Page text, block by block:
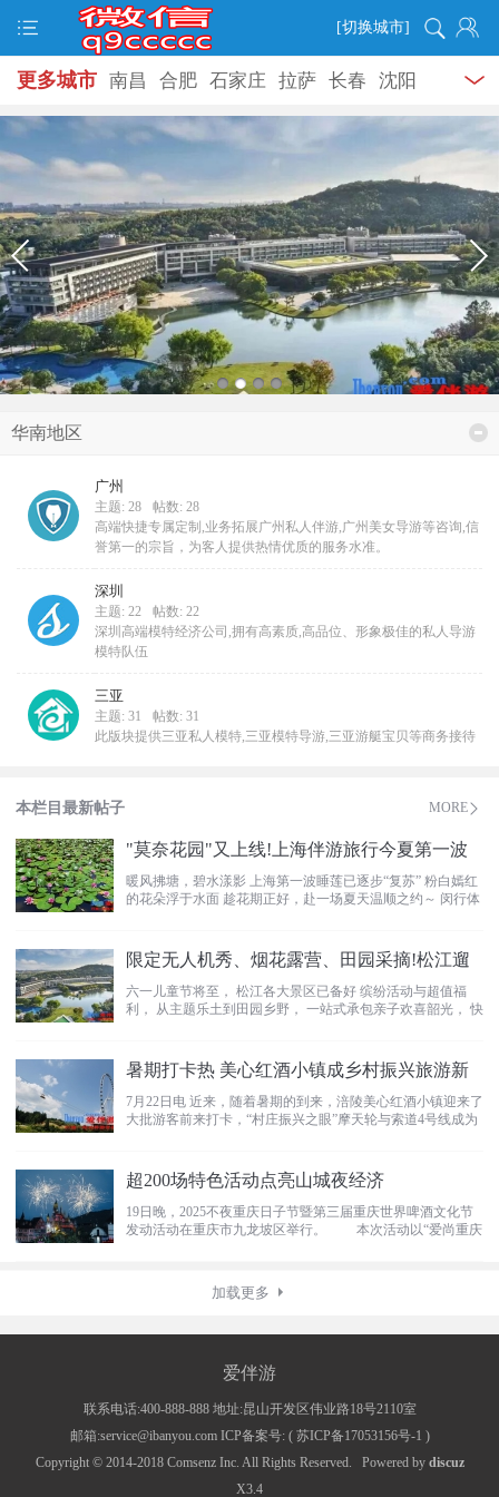
[切换城市]
更多城市 南昌 合肥 石家庄 拉萨 长春 沈阳
大连 哈尔滨 泉州 温州
华南地区
广州
主题: 28
帖数: 28
高端快捷专属定制,业务拓展广州私人伴游,广州美女导游等咨询,信
誉第一的宗旨，为客人提供热情优质的服务水准。
深圳
主题: 22
帖数: 22
深圳高端模特经济公司,拥有高素质,高品位、形象极佳的私人导游
模特队伍
三亚
主题: 31
帖数: 31
此版块提供三亚私人模特,三亚模特导游,三亚游艇宝贝等商务接待
本栏目最新帖子 MORE
"莫奈花园"又上线!上海伴游旅行今夏第一波
暖风拂塘，碧水漾影 上海第一波睡莲已逐步“复苏” 粉白嫣红
的花朵浮于水面 趁花期正好，赴一场夏天温顺之约～ 闵行体
限定无人机秀、烟花露营、田园采摘!松江遛
六一儿童节将至， 松江各大景区已备好 缤纷活动与超值福
利， 从主题乐土到田园乡野， 一站式承包亲子欢喜韶光， 快
暑期打卡热 美心红酒小镇成乡村振兴旅游新
7月22日电 近来，随着暑期的到来，涪陵美心红酒小镇迎来了
大批游客前来打卡，“村庄振兴之眼”摩天轮与索道4号线成为
超200场特色活动点亮山城夜经济
19日晚，2025不夜重庆日子节暨第三届重庆世界啤酒文化节
发动活动在重庆市九龙坡区举行。 本次活动以“爱尚重庆
加载更多
爱伴游
联系电话:400-888-888 地址:昆山开发区伟业路18号2110室
邮箱:service@ibanyou.com ICP备案号: ( 苏ICP备17053156号-1 )
Copyright © 2014-2018 Comsenz Inc. All Rights Reserved. Powered by discuz
X3.4